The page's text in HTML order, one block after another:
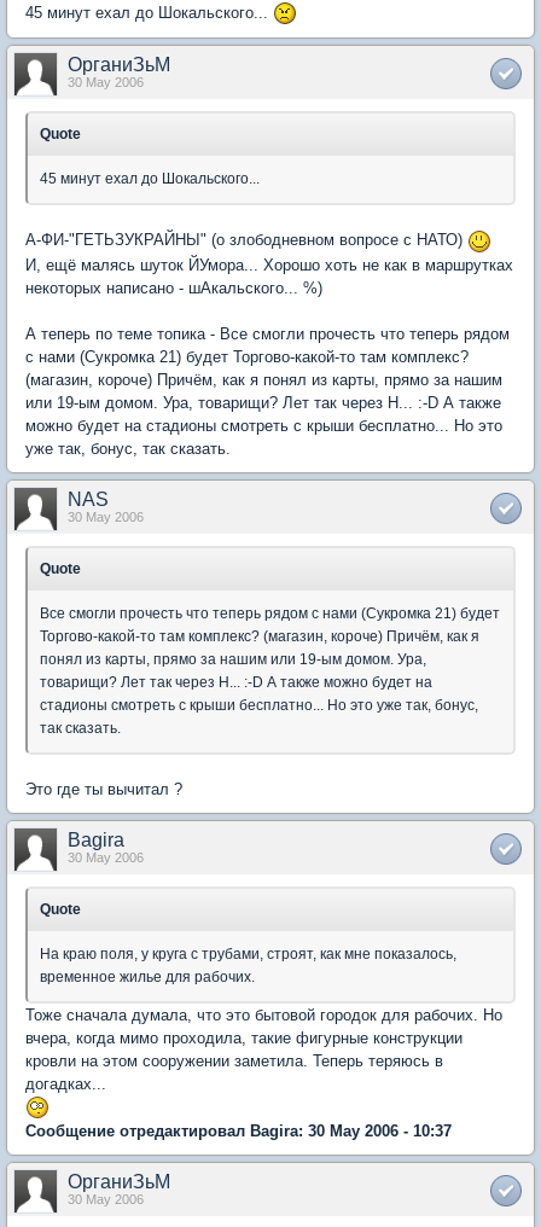
45 минут ехал до Шокальского...
ОрганиЗьМ
30 May 2006
Quote
45 минут ехал до Шокальского...
А-ФИ-"ГЕТЬЗУКРАЙНЫ" (о злободневном вопросе с НАТО)
И, ещё малясь шуток ЙУмора... Хорошо хоть не как в маршрутках
некоторых написано - шАкальского... %)
А теперь по теме топика - Все смогли прочесть что теперь рядом
с нами (Сукромка 21) будет Торгово-какой-то там комплекс?
(магазин, короче) Причём, как я понял из карты, прямо за нашим
или 19-ым домом. Ура, товарищи? Лет так через Н... :-D А также
можно будет на стадионы смотреть с крыши бесплатно... Но это
уже так, бонус, так сказать.
NAS
30 May 2006
Quote
Все смогли прочесть что теперь рядом с нами (Сукромка 21) будет
Торгово-какой-то там комплекс? (магазин, короче) Причём, как я
понял из карты, прямо за нашим или 19-ым домом. Ура,
товарищи? Лет так через Н... :-D А также можно будет на
стадионы смотреть с крыши бесплатно... Но это уже так, бонус,
так сказать.
Это где ты вычитал ?
Bagira
30 May 2006
Quote
На краю поля, у круга с трубами, строят, как мне показалось,
временное жилье для рабочих.
Тоже сначала думала, что это бытовой городок для рабочих. Но
вчера, когда мимо проходила, такие фигурные конструкции
кровли на этом сооружении заметила. Теперь теряюсь в
догадках...
Сообщение отредактировал Bagira: 30 May 2006 - 10:37
ОрганиЗьМ
30 May 2006